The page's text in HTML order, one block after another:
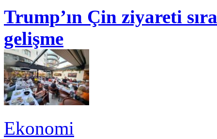
Trump’ın Çin ziyareti
gelişme
Ekonomi